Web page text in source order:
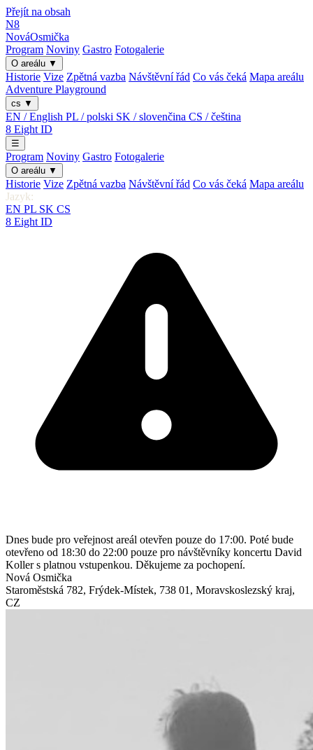
Přejít na obsah
N8
NováOsmička
Program Noviny Gastro Fotogalerie
O areálu ▼
Historie Vize Zpětná vazba Návštěvní řád Co vás čeká Mapa areálu
Adventure Playground
cs ▼
EN / English PL / polski SK / slovenčina CS / čeština
8 Eight ID
☰
Program Noviny Gastro Fotogalerie
O areálu ▼
Historie Vize Zpětná vazba Návštěvní řád Co vás čeká Mapa areálu
Jazyk:
EN PL SK CS
8 Eight ID
Dnes bude pro veřejnost areál otevřen pouze do 17:00. Poté bude
otevřeno od 18:30 do 22:00 pouze pro návštěvníky koncertu David
Koller s platnou vstupenkou. Děkujeme za pochopení.
Nová Osmička
Staroměstská 782, Frýdek-Místek, 738 01 , Moravskoslezský kraj,
CZ